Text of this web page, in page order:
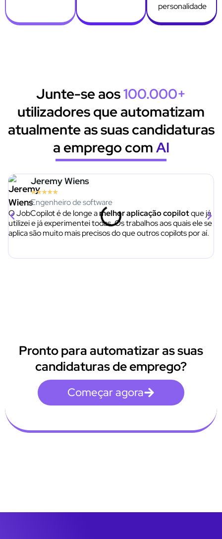
personalidade
Junte-se aos100.000+
utilizadores que automatizam
atualmente as suas candidaturas
a emprego comAI
Jeremy Wiens
★★★★★
Engenheiro de software
O JobCopilot é de longe amelhor aplicação copilotque já
utilizei e já experimentei todas. Os trabalhos aos quais ele se
aplica são muito mais precisos do que outros copilots por aí.
Pronto para automatizar as suas
candidaturas de emprego?
Começar agora